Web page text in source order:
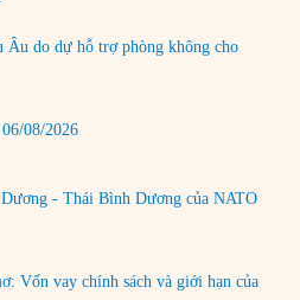
Âu do dự hỗ trợ phòng không cho
08/2026
- Thái Bình Dương của NATO
Vốn vay chính sách và giới hạn của